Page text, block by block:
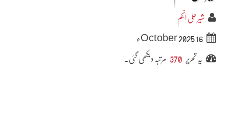
شیر علی انجم
16 October 2025ء
یہ تحریر 370 مرتبہ دیکھی گئی۔